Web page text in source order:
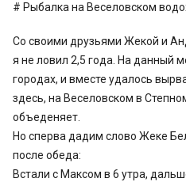
Рыбалка на Веселовском
Со своими друзьями Жекой и
я не ловил 2,5 года. На данный
городах, и вместе удалось
здесь, на Веселовском в
объеденяет.
Но сперва дадим слово Жеке
после обеда:
Встали с Максом в 6 утра,